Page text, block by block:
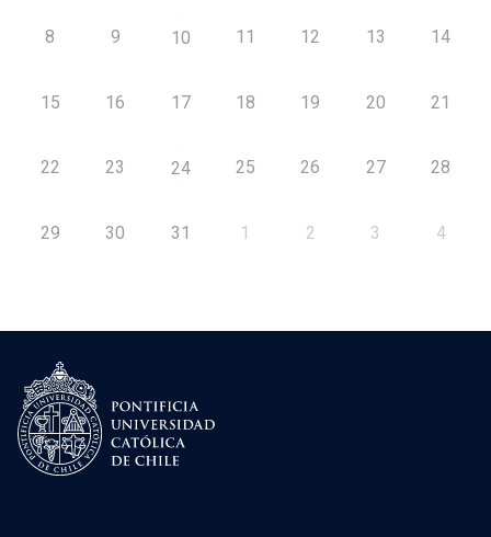
8 9 10 11 12 13 14
15 16 17 18 19 20 21
22 23 24 25 26 27 28
29 30 31 1 2 3 4